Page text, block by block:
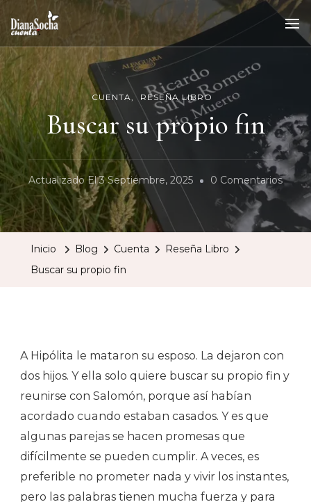
CUENTA RESEÑA LIBRO
Buscar su propio fin
Actualizado El3 Septiembre, 2025 0 ComentariosEn
Inicio Blog Cuenta
Reseña Libro
Buscar su propio fin
A Hipólita le mataron su esposo. La dejaron con
dos hijos. Y ella solo quiere buscar su propio fin y
reunirse con Salomón, porque así habían
acordado cuando estaban casados. Y es que
algunas parejas se hacen promesas que
difícilmente se pueden cumplir. A veces, es
preferible no prometer nada y vivir los instantes,
pero las palabras tienen mucha fuerza y para